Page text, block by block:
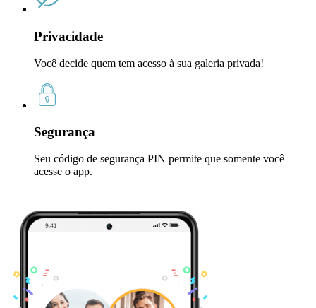
Privacidade
Você decide quem tem acesso à sua galeria privada!
Segurança
Seu código de segurança PIN permite que somente você
acesse o app.